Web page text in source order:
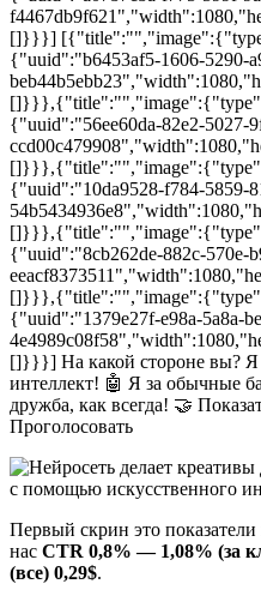
[]}}}]
{"uuid":"b6453af5-1606-5290-
{"uuid":"56ee60da-82e2-5027-
{"uuid":"10da9528-f784-5859-
{"uuid":"8cb262de-882c-570e-
{"uuid":"1379e27f-e98a-5a8a-
[]}}}] На какой стороне вы? Я
интеллект! 🤖 Я за обычные
дружба, как всегда! 🤝
Проголосовать
Первый скрин это
нас CTR 0,8% — 1,08% (за
(все) 0,29$.